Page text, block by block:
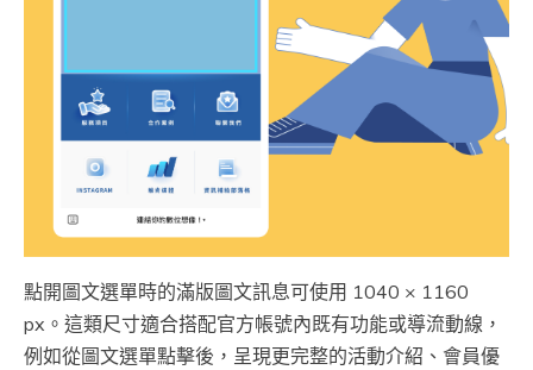
點開圖文選單時的滿版圖文訊息可使用 1040 × 1160
px。這類尺寸適合搭配官方帳號內既有功能或導流動線，
例如從圖文選單點擊後，呈現更完整的活動介紹、會員優